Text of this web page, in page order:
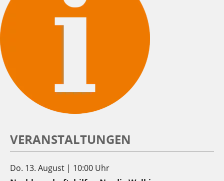
VERANSTALTUNGEN
Do. 13. August | 10:00 Uhr